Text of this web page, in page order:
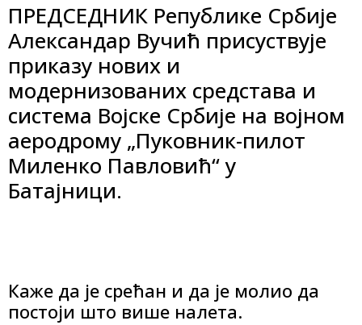
ПРЕДСЕДНИК Републике Србије
Александар Вучић присуствује
приказу нових и
модернизованих средстава и
система Војске Србије на војном
аеродрому „Пуковник-пилот
Миленко Павловић“ у
Батајници.
Каже да је срећан и да је молио да
постоји што више налета.